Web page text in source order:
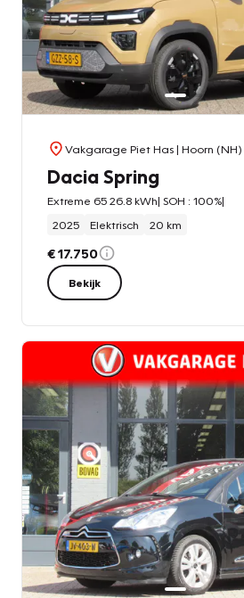
Vakgarage Piet Has| Hoorn (NH)
Dacia Spring
Extreme 65 26.8 kWh| SOH : 100%|
2025
Elektrisch 20 km
€ 17.750
Bekijk